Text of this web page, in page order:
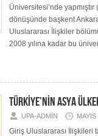
Üniversitesi’nde
dönüşünde başkent
Uluslararası İlişkiler
2008 yılına kadar bu
TÜRKİYE’NİN ASYA
UPA-ADMIN
Giriş Uluslararası İlişkileri